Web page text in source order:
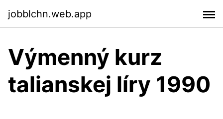
jobblchn.web.app
Výmenný kurz
talianskej líry 1990